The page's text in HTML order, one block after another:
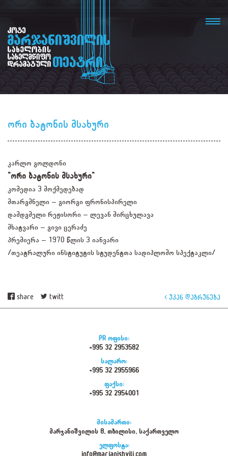
ორი ბატონის მსახური
კარლო გოლდონი
"ორი ბატონის მსახური"
კომედია 3 მოქმედებად
მთარგმნელი – გიორგი ფრონისპირელი
დამდგმელი რეჟისორი – ლევან მირცხულავა
მხატვარი – გივი ცერაძე
პრემიერა – 1970 წლის 3 იანვარი
/თეატრალური ინსტიტუტის სტუდენტთა სადიპლომო სპექტაკლი/
share twitt უკან დაბრუნება
PR ოფისი:
+995 32 2953582
სალარო:
+995 32 2955966
ფაქსი:
+995 32 2954001
მისამართი:
მარჯანიშვილის 8, თბილისი, საქართველო
ელფოსტა:
info@marjanishvili.com